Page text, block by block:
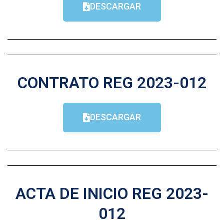
DESCARGAR
CONTRATO REG 2023-012
DESCARGAR
ACTA DE INICIO REG 2023-
012